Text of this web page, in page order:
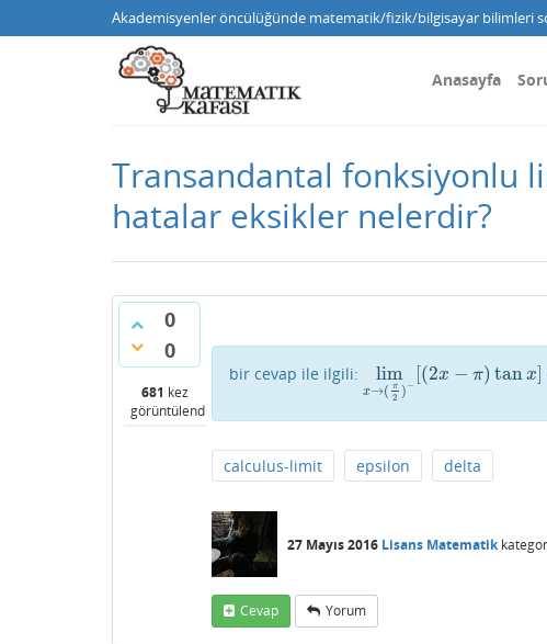
Akademisyenler öncülüğünde matematik/fizik/bilgisayar bilimleri
Anasayfa
Transandantal fonksiyonlu
hatalar eksikler nelerdir?
0
0
681 kez
görüntülendi
bir cevap ile ilgili: lim
x→( π
2 ) − [(2x − π) tan x]
limx→ π2)−[ 2x −π tanx]
calculus-limit epsilon delta
27 Mayıs 2016 Lisans Matematik
Cevap Yorum